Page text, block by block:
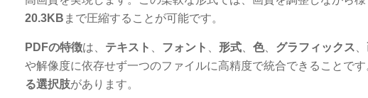
20.3KB まで圧縮することが可能です。
PDFの特徴は、 テキスト フォント 形式 色、 グラフィックス
や解像度に依存せず一つのファイルに高精度で統合できることです
る選択肢があります。